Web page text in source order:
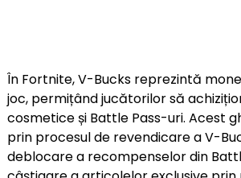
În Fortnite, V-Bucks reprezintă
joc, permițând jucătorilor să
cosmetice și Battle Pass-uri. Acest
prin procesul de revendicare a V-
deblocare a recompenselor din